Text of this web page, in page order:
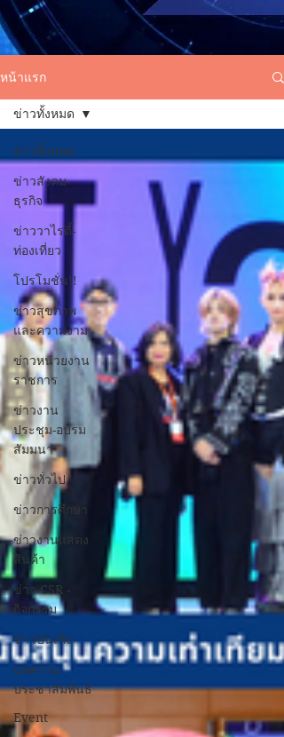
หน้าแรก
ข่าวทั้งหมด
ข่าวสังคม-
ธุรกิจ
ข่าววาไรตี้-
ท่องเที่ยว
โปรโมชั่น!!
ข่าวสุขภาพ
และความงาม
ข่าวหน่วยงาน
ราชการ
ข่าวงาน
ประชุม-อบรม
สัมมนา
ข่าวทั่วไป
ข่าวการศึกษา
ข่าวงานแสดง
สินค้า
ข่าว CSR -
กิจกรรม
ข่าวบันเทิง
บทความ
ประชาสัมพันธ์
Event
ข่าวทั้งหมด